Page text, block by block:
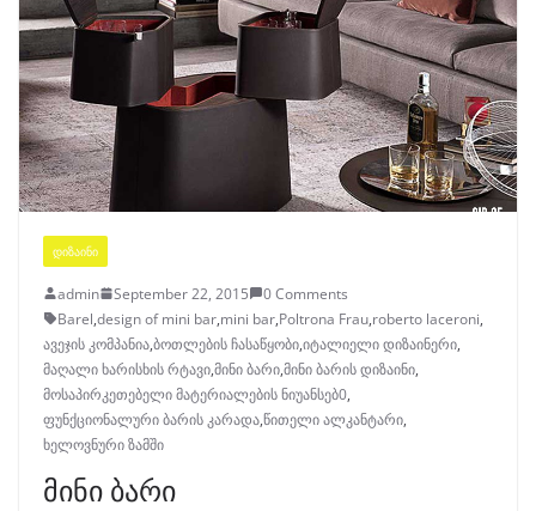
ᲓᲘᲖᲐᲘᲜᲘ
admin September 22, 2015
0 Comments
Barel,design of mini bar,mini bar,Poltrona Frau,roberto laceroni,
ავეჯის კომპანია,ბოთლების ჩასაწყობი,იტალიელი დიზაინერი,
მაღალი ხარისხის რტავი,მინი ბარი,მინი ბარის დიზაინი,
მოსაპირკეთებელი მატერიალების ნიუანსებ0,
ფუნქციონალური ბარის კარადა,წითელი ალკანტარი,
ხელოვნური ზამში
მინი ბარი